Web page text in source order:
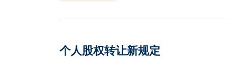
个人股权转让新规定